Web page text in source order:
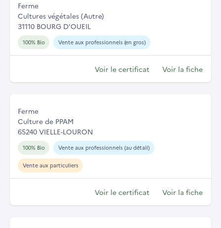
Ferme
Cultures végétales (Autre)
31110 BOURG D'OUEIL
100% Bio Vente aux professionnels (en gros)
Voir le certificat Voir la fiche
Ferme
Culture de PPAM
65240 VIELLE-LOURON
100% Bio Vente aux professionnels (au détail)
Vente aux particuliers
Voir le certificat Voir la fiche